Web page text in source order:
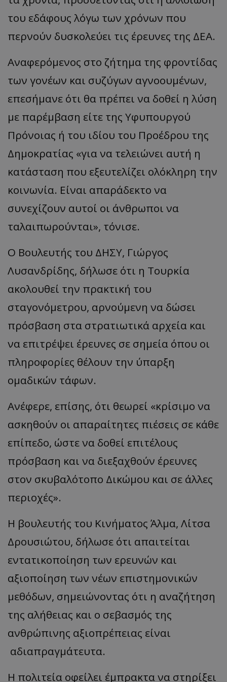
του εδάφους λόγω των χρόνων που
περνούν δυσκολεύει τις έρευνες της ΔΕΑ.
Αναφερόμενος στο ζήτημα της φροντίδας
των γονέων και συζύγων αγνοουμένων,
επεσήμανε ότι θα πρέπει να δοθεί η λύση
με παρέμβαση είτε της Υφυπουργού
Πρόνοιας ή του ιδίου του Προέδρου της
Δημοκρατίας «για να τελειώνει αυτή η
κατάσταση που εξευτελίζει ολόκληρη την
κοινωνία. Είναι απαράδεκτο να
συνεχίζουν αυτοί οι άνθρωποι να
ταλαιπωρούνται», τόνισε.
Ο Βουλευτής του ΔΗΣΥ, Γιώργος
Λυσανδρίδης, δήλωσε ότι η Τουρκία
ακολουθεί την πρακτική του
σταγονόμετρου, αρνούμενη να δώσει
πρόσβαση στα στρατιωτικά αρχεία και
να επιτρέψει έρευνες σε σημεία όπου οι
πληροφορίες θέλουν την ύπαρξη
ομαδικών τάφων.
Ανέφερε, επίσης, ότι θεωρεί «κρίσιμο να
ασκηθούν οι απαραίτητες πιέσεις σε κάθε
επίπεδο, ώστε να δοθεί επιτέλους
πρόσβαση και να διεξαχθούν έρευνες
στον σκυβαλότοπο Δικώμου και σε άλλες
περιοχές».
Η βουλευτής του Κινήματος Άλμα, Λίτσα
Δρουσιώτου, δήλωσε ότι απαιτείται
εντατικοποίηση των ερευνών και
αξιοποίηση των νέων επιστημονικών
μεθόδων, σημειώνοντας ότι η αναζήτηση
της αλήθειας και ο σεβασμός της
ανθρώπινης αξιοπρέπειας είναι
αδιαπραγμάτευτα.
Η πολιτεία οφείλει έμπρακτα να στηρίξει